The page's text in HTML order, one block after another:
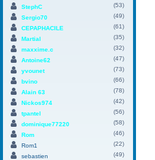
StephC
(53)
Sergio70
(49)
CEPAPHACILE
(61)
Martial
(35)
maxxime.c
(32)
Antoine62
(47)
yvounet
(73)
bvino
(66)
Alain 63
(78)
Nickos974
(42)
tpantel
(56)
dominique77220
(58)
Rom
(46)
Rom1
(22)
sebastien
(49)